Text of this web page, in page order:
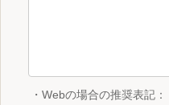
・Webの場合の推奨表記：